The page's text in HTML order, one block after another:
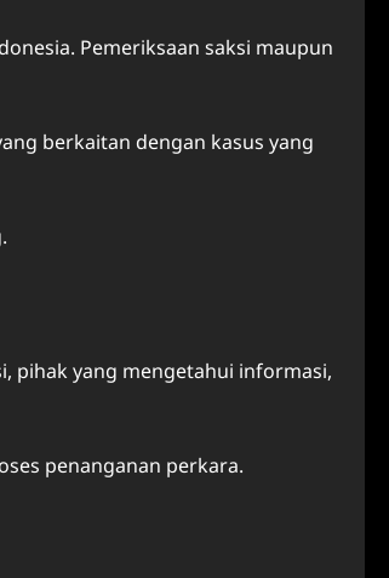
Pemeriksaan saksi maupun
berkaitan dengan kasus yang
pihak yang mengetahui informasi,
penanganan perkara.